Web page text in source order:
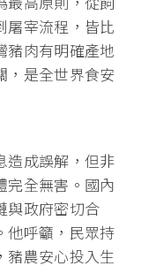
屠宰流程，皆比
豬肉有明確產地
，是全世界食安
造成誤解，但非
完全無害。國內
與政府密切合
他呼籲，民眾持
豬農安心投入生